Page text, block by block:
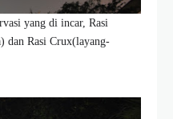
yang di incar, Rasi
dan Rasi Crux(layang-